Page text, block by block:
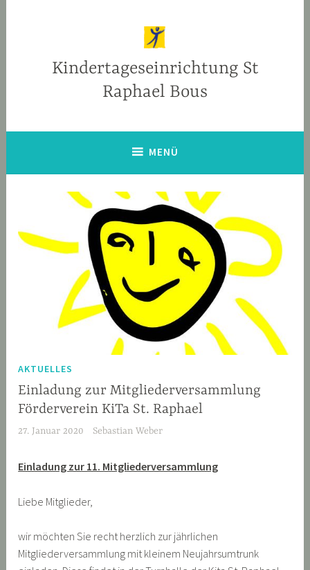
Kindertageseinrichtung St
Raphael Bous
MENÜ
AKTUELLES
Einladung zur Mitgliederversammlung
Förderverein KiTa St. Raphael
27. Januar 2020 Sebastian Weber
Einladung zur 11. Mitgliederversammlung
Liebe Mitglieder,
wir möchten Sie recht herzlich zur jährlichen
Mitgliederversammlung mit kleinem Neujahrsumtrunk